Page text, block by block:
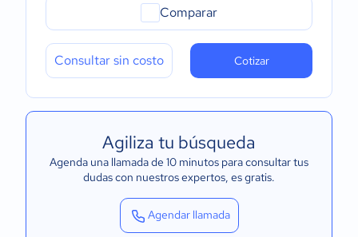
Comparar
Consultar sin costo Cotizar
Agiliza tu búsqueda
Agenda una llamada de 10 minutos para consultar tus
dudas con nuestros expertos, es gratis.
Agendar llamada